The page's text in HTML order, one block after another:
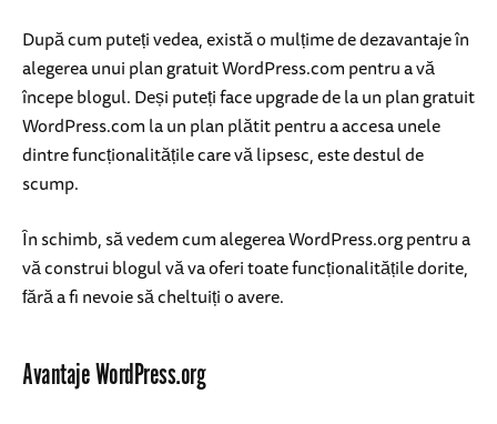
După cum puteți vedea, există o mulțime de dezavantaje în
alegerea unui plan gratuit WordPress.com pentru a vă
începe blogul. Deși puteți face upgrade de la un plan gratuit
WordPress.com la un plan plătit pentru a accesa unele
dintre funcționalitățile care vă lipsesc, este destul de
scump.
În schimb, să vedem cum alegerea WordPress.org pentru a
vă construi blogul vă va oferi toate funcționalitățile dorite,
fără a fi nevoie să cheltuiți o avere.
Avantaje WordPress.org